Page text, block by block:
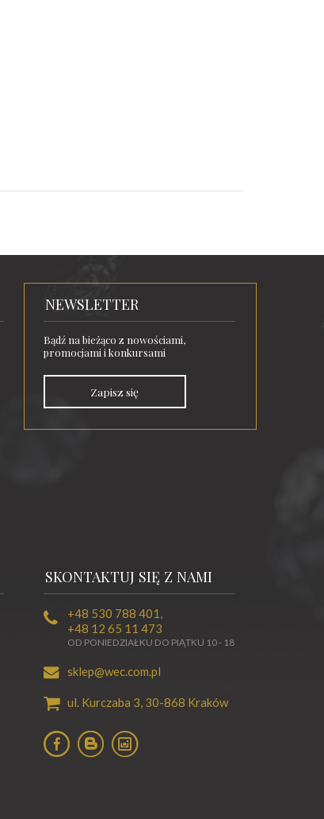
NEWSLETTER
Bądź na bieżąco z nowościami,
promocjami i konkursami
Zapisz się
SKONTAKTUJ SIĘ Z NAMI
+48 530 788 401 ,
+48 12 65 11 473
OD PONIEDZIAŁKU DO PIĄTKU 10 - 18
sklep@wec.com.pl
ul. Kurczaba 3, 30-868 Kraków